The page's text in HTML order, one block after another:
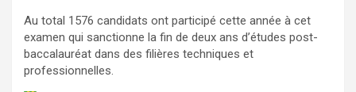
Au total 1576 candidats ont participé cette année à cet
examen qui sanctionne la fin de deux ans d’études post-
baccalauréat dans des filières techniques et
professionnelles.